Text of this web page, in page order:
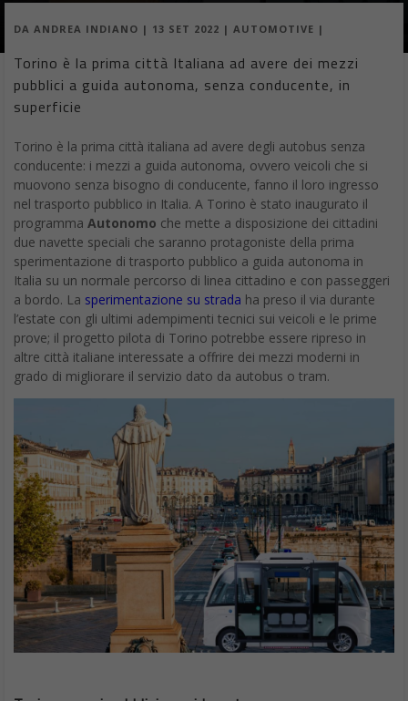
DA ANDREA INDIANO | 13 SET 2022 | AUTOMOTIVE |
Torino è la prima città Italiana ad avere dei mezzi
pubblici a guida autonoma, senza conducente, in
superficie
Torino è la prima città italiana ad avere degli autobus senza
conducente: i mezzi a guida autonoma, ovvero veicoli che si
muovono senza bisogno di conducente, fanno il loro ingresso
nel trasporto pubblico in Italia. A Torino è stato inaugurato il
programma Autonomo che mette a disposizione dei cittadini
due navette speciali che saranno protagoniste della prima
sperimentazione di trasporto pubblico a guida autonoma in
Italia su un normale percorso di linea cittadino e con passeggeri
a bordo. La sperimentazione su strada ha preso il via durante
l’estate con gli ultimi adempimenti tecnici sui veicoli e le prime
prove; il progetto pilota di Torino potrebbe essere ripreso in
altre città italiane interessate a offrire dei mezzi moderni in
grado di migliorare il servizio dato da autobus o tram.